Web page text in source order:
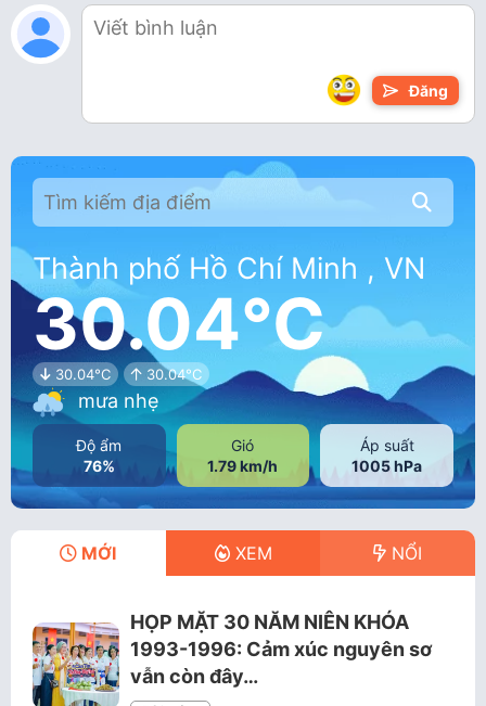
Đăng
Thành phố Hồ Chí Minh , VN
30.04°C
30.04°C 30.04°C
mưa nhẹ
Độ ẩm
76%
Gió
1.79 km/h
Áp suất
1005 hPa
MỚI XEM NỔI
HỌP MẶT 30 NĂM NIÊN KHÓA
1993-1996: Cảm xúc nguyên sơ
vẫn còn đây…